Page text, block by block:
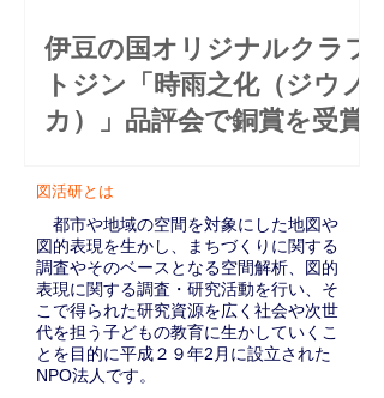
伊豆の国オリジナルクラフ
トジン「時雨之化（ジウノ
カ）」品評会で銅賞を受賞
かんやお茶をボタニカルに使用し、地
元の方々とつくりあげげたクラフトジ
ン「時雨之化（ジウノカ）」が東京ウ
イスキー＆スピリッツコンペティショ
ン2025でみごとに銅賞を受賞しまし
た。 https://tokyowhiskyspiritscompe...
​図活研とは
都市や地域の空間を対象にした地図や
図的表現を生かし、まちづくりに関する
調査やそのベースとなる空間解析、図的
表現に関する調査・研究活動を行い、そ
こで得られた研究資源を広く社会や次世
代を担う子どもの教育に生かしていくこ
とを目的に平成２９年2月に設立された
NPO法人です。